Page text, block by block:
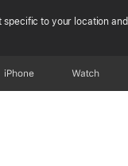
specific to your location and
iPhone Watch